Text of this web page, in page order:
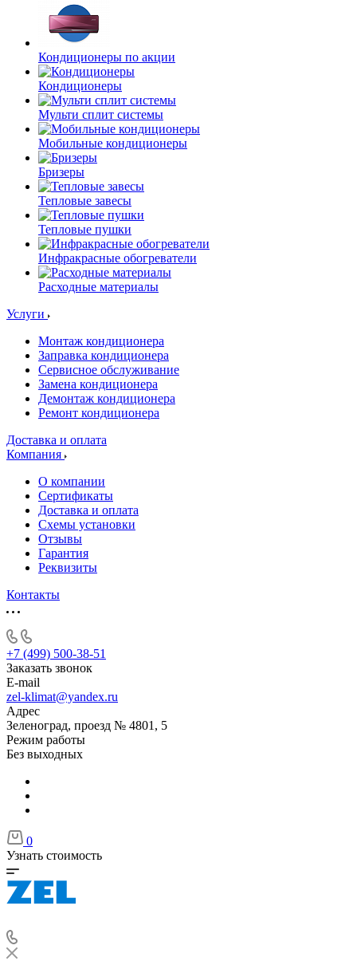
Кондиционеры по акции
Кондиционеры
Мульти сплит системы
Мобильные кондиционеры
Бризеры
Тепловые завесы
Тепловые пушки
Инфракрасные обогреватели
Расходные материалы
Услуги
Монтаж кондиционера
Заправка кондиционера
Сервисное обслуживание
Замена кондиционера
Демонтаж кондиционера
Ремонт кондиционера
Доставка и оплата
Компания
О компании
Сертификаты
Доставка и оплата
Схемы установки
Отзывы
Гарантия
Реквизиты
Контакты
+7 (499) 500-38-51
Заказать звонок
E-mail
zel-klimat@yandex.ru
Адрес
Зеленоград, проезд № 4801, 5
Режим работы
Без выходных
0
Узнать стоимость